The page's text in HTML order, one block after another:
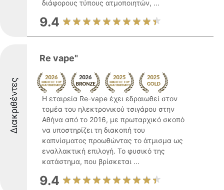
διάφορους τύπους ατμοποιητών, ...
9.4
Διακριθέντες
Re vape"
Η εταιρεία Re-vape έχει εδραιωθεί στον
τομέα του ηλεκτρονικού τσιγάρου στην
Αθήνα από το 2016, με πρωταρχικό σκοπό
να υποστηρίζει τη διακοπή του
καπνίσματος προωθώντας το άτμισμα ως
εναλλακτική επιλογή. Το φυσικό της
κατάστημα, που βρίσκεται ...
9.4